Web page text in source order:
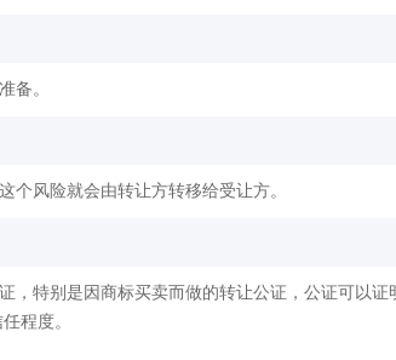
备。
个风险就会由转让方转移给受让方。
，特别是因商标买卖而做的转让公证，公证可以证
程度。